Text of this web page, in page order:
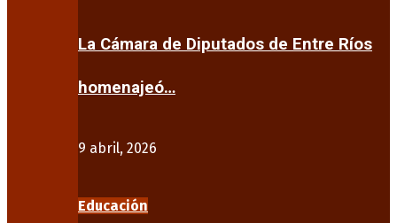
La Cámara de Diputados de Entre Ríos
homenajeó…
9 abril, 2026
Educación